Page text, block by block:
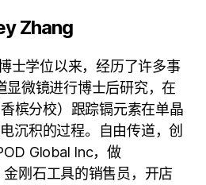
Zhang
士学位以来，经历了许多事
显微镜进行博士后研究，在
槟分校）跟踪镉元素在单晶
沉积的过程。自由传道，创
Global Inc，做
刚石工具的销售员，开店